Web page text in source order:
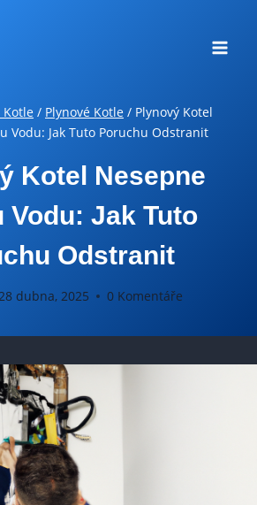
Kotle / Plynové Kotle / Plynový Kotel
Vodu: Jak Tuto Poruchu Odstranit
Kotel Nesepne
Vodu: Jak Tuto
Odstranit
dubna, 2025 0 Komentáře